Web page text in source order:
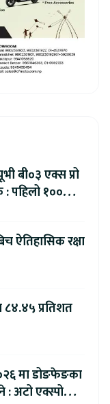
बी०३ एक्स प्रो
: पहिलो १००
ऐतिहासिक रक्षा
प्रतिशत
मा डोङफेङका
: अटो एक्स्पोमा